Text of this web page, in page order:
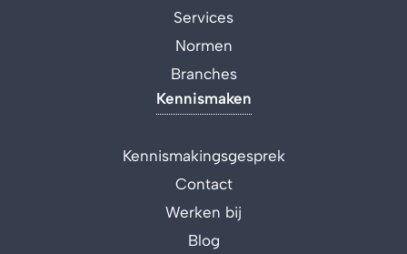
Services
Normen
Branches
Kennismaken
Kennismakingsgesprek
Contact
Werken bij
Blog